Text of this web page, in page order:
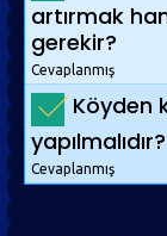
artırmak
gerekir?
Cevaplanmış
Köyden
yapılmalıdır?
Cevaplanmış